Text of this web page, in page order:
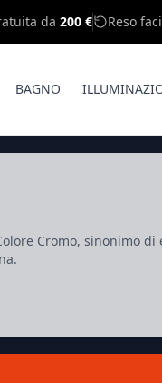
da 200 € Reso
BAGNO
Cromo, sinonimo